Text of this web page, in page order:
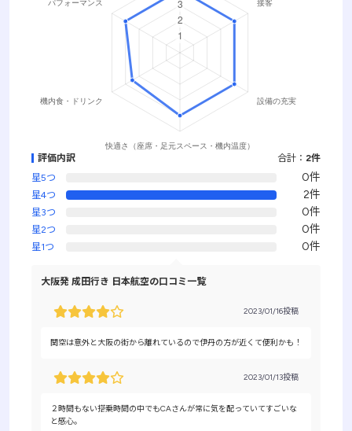
評価内訳 合計： 2件
星5つ
0件
星4つ 2件
星3つ 0件
星2つ 0件
星1つ 0件
大阪発 成田行き 日本航空の口コミ一覧
2023/01/16投稿
関空は意外と大阪の街から離れているので伊丹の方が近くて便利かも！
2023/01/13投稿
２時間もない搭乗時間の中でもCAさんが常に気を配っていてすごいな
と感心。